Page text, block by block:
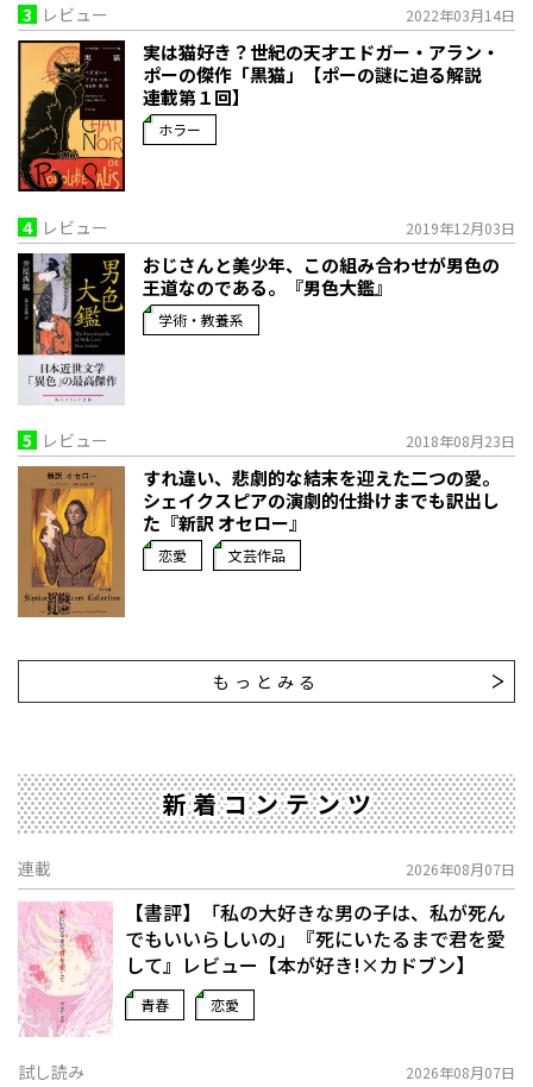
3 レビュー 2022年03月14日
実は猫好き？世紀の天才エドガー・アラン・
ポーの傑作「黒猫」【ポーの謎に迫る解説
連載第１回】
ホラー
4 レビュー 2019年12月03日
おじさんと美少年、この組み合わせが男色の
王道なのである。『男色大鑑』
学術・教養系
5 レビュー 2018年08月23日
すれ違い、悲劇的な結末を迎えた二つの愛。
シェイクスピアの演劇的仕掛けまでも訳出し
た『新訳 オセロー』
恋愛 文芸作品
もっとみる
新着コンテンツ
連載 2026年08月07日
【書評】「私の大好きな男の子は、私が死ん
でもいいらしいの」――『死にいたるまで君を愛
して』レビュー【本が好き!×カドブン】
青春 恋愛
試し読み 2026年08月07日